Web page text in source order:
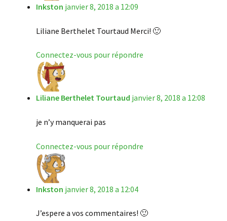
Inkston janvier 8, 2018 a 12:09
Liliane Berthelet Tourtaud Merci! 🙂
Connectez-vous pour répondre
Liliane Berthelet Tourtaud janvier 8, 2018 a 12:08
je n’y manquerai pas
Connectez-vous pour répondre
Inkston janvier 8, 2018 a 12:04
J’espere a vos commentaires! 🙂